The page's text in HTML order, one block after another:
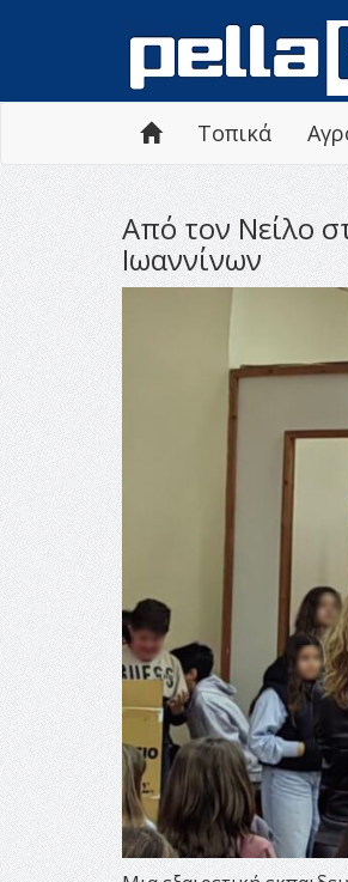
Τοπικά
Από τον Νείλο
Ιωαννίνων